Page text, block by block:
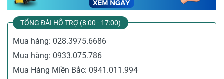
TỔNG ĐÀI HỖ TRỢ (8:00 - 17:00)
Mua hàng: 028.3975.6686
Mua hàng: 0933.075.786
Mua Hàng Miền Bắc: 0941.011.994